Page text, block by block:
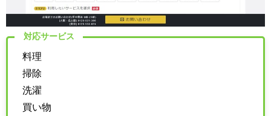
対応サービス
料理
掃除
洗濯
買い物